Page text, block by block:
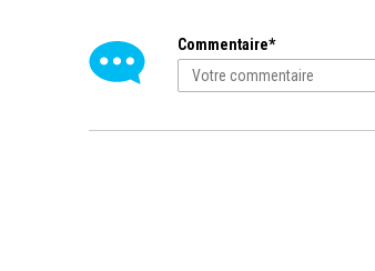
Commentaire*